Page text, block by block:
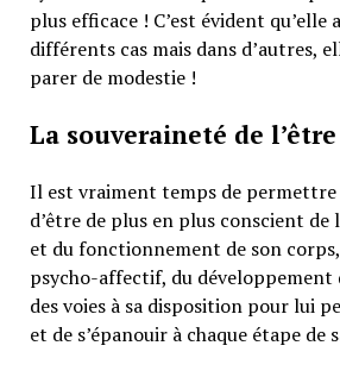
plus efficace ! C’est évident qu’elle
différents cas mais dans d’autres,
parer de modestie !
La souveraineté de
Il est vraiment temps de permettre
d’être de plus en plus conscient
et du fonctionnement de son
psycho-affectif, du
des voies à sa disposition pour lui
et de s’épanouir à chaque étape de